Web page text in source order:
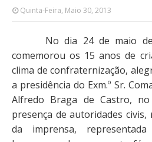
Quinta-Feira, Maio 30, 2013
No dia 24 de maio
comemorou os 15 anos de
clima de confraternização,
a presidência do Exm.º Sr.
Alfredo Braga de Castro,
presença de autoridades
da imprensa,